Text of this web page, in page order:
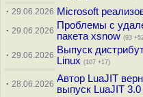
· 29.06.2026 Microsoft
· 29.06.2026 Проблемы с
пакета xsnow (93
· 29.06.2026 Выпуск
Linux (107 +17)
· 28.06.2026 Автор LuaJIT
выпуск LuaJIT 3.0